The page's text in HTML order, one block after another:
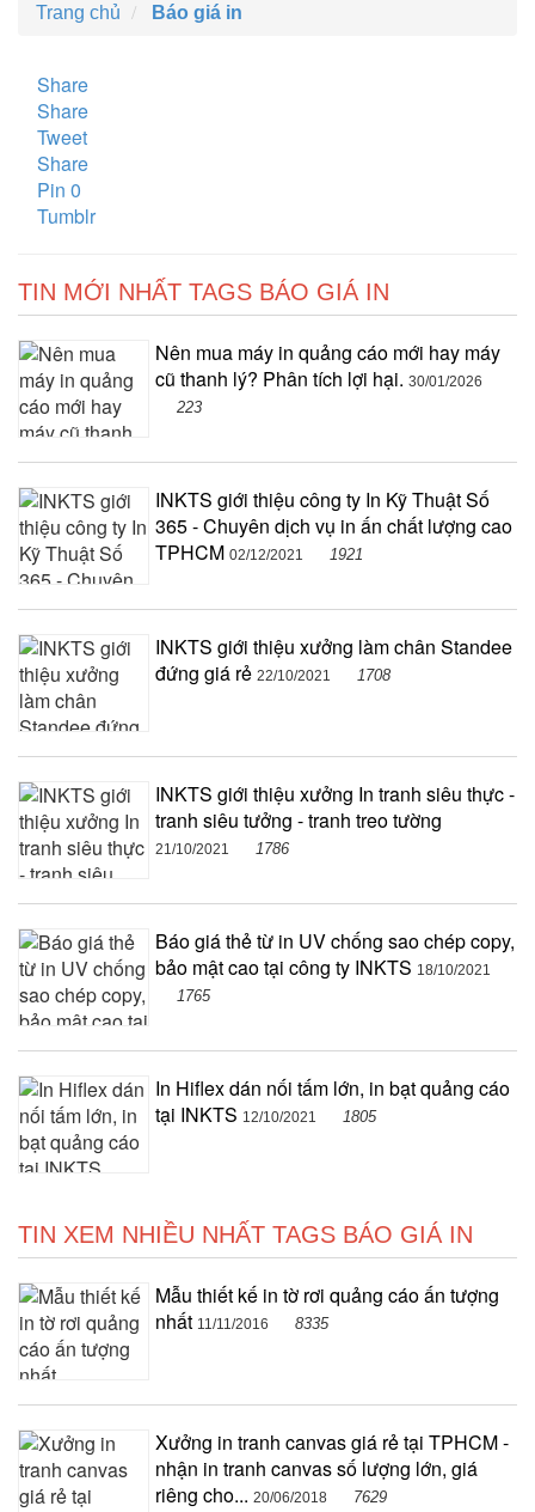
Trang chủ Báo giá in
Share
Share
Tweet
Share
Pin 0
Tumblr
TIN MỚI NHẤT TAGS BÁO GIÁ IN
Nên mua máy in quảng cáo mới hay máy
cũ thanh lý? Phân tích lợi hại. 30/01/2026
223
INKTS giới thiệu công ty In Kỹ Thuật Số
365 - Chuyên dịch vụ in ấn chất lượng cao
TPHCM 02/12/2021 1921
INKTS giới thiệu xưởng làm chân Standee
đứng giá rẻ 22/10/2021 1708
INKTS giới thiệu xưởng In tranh siêu thực -
tranh siêu tưởng - tranh treo tường
21/10/2021 1786
Báo giá thẻ từ in UV chống sao chép copy,
bảo mật cao tại công ty INKTS 18/10/2021
1765
In Hiflex dán nối tấm lớn, in bạt quảng cáo
tại INKTS 12/10/2021 1805
TIN XEM NHIỀU NHẤT TAGS BÁO GIÁ IN
Mẫu thiết kế in tờ rơi quảng cáo ấn tượng
nhất 11/11/2016 8335
Xưởng in tranh canvas giá rẻ tại TPHCM -
nhận in tranh canvas số lượng lớn, giá
riêng cho... 20/06/2018 7629